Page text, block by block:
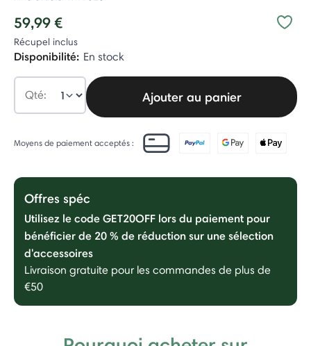
59,99 €
Récupel inclus
Disponibilité: En stock
Qté: Ajouter au panier
Moyens de paiement acceptés :
Offres spéc
Utilisez le code GET20OFF lors du paiement pour
bénéficier de 20 % de réduction sur une sélection
d'accessoires
Livraison gratuite pour les commandes de plus de
€50